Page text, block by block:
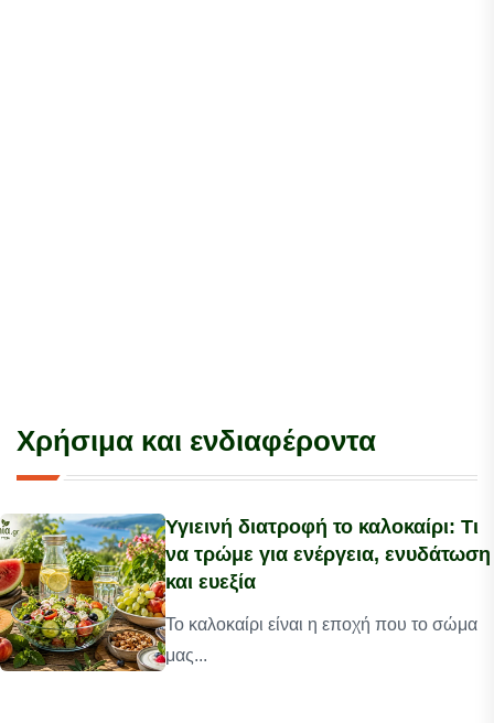
Χρήσιμα και ενδιαφέροντα
Υγιεινή διατροφή το καλοκαίρι: Τι
να τρώμε για ενέργεια, ενυδάτωση
και ευεξία
Το καλοκαίρι είναι η εποχή που το σώμα
μας...